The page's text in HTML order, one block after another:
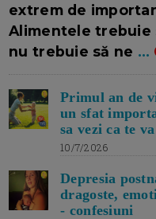
extrem de
Alimentele trebuie
nu trebuie să ne ...
Primul an de
un sfat
sa vezi ca te
10/7/2026
Depresia
dragoste,
- confesiuni